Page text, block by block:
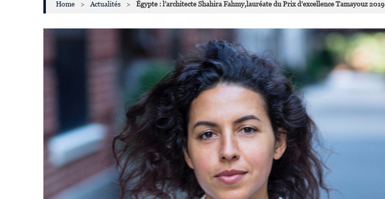
Home > Actualités > Égypte : l’architecte Shahira Fahmy,lauréate du Prix d’excellence Tamayouz 2019